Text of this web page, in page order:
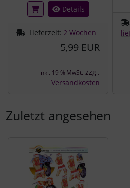
Details
Lieferzeit: 2 Wochen
5,99 EUR
inkl. 19 % MwSt. zzgl.
Versandkosten
Zuletzt angesehen